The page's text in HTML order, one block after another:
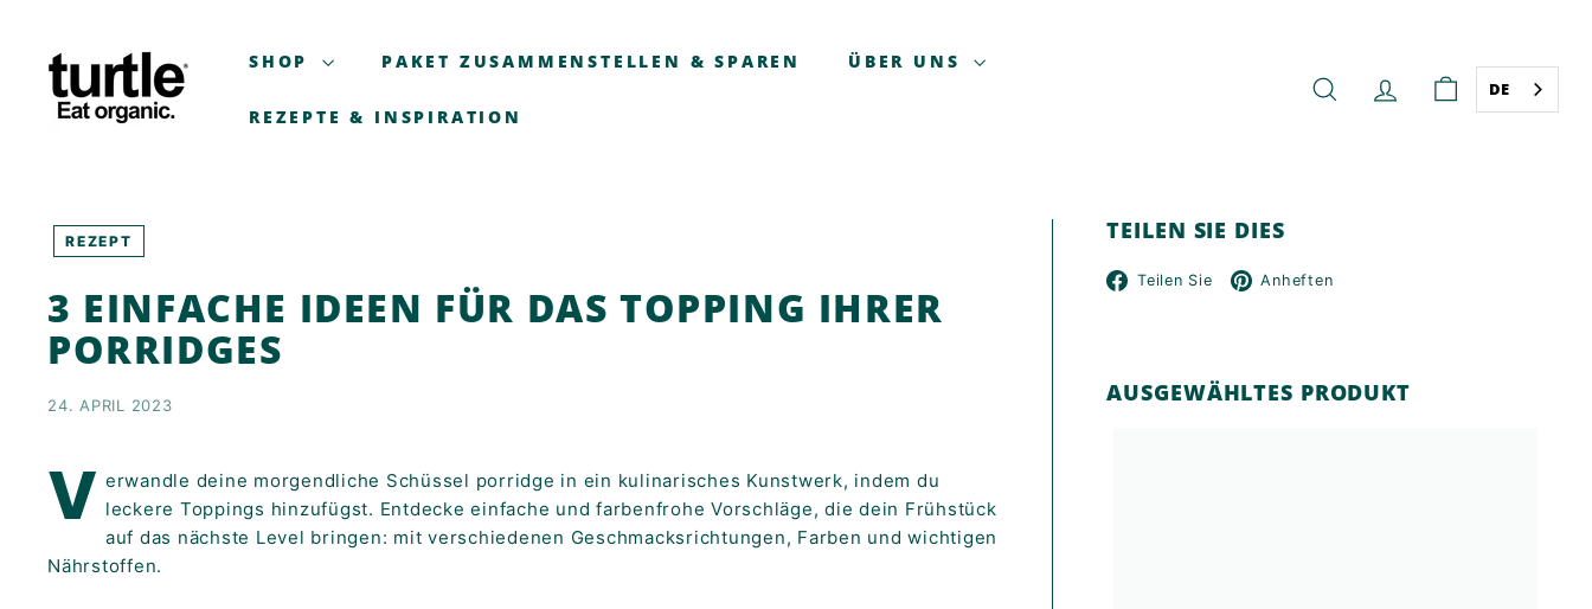
springen
U
R
T
-
B
T
T
E
R
R
E
A
K
F
SHOP PAKET ZUSAMMENSTELLEN & SPAREN ÜBER UNS
REZEPTE & INSPIRATION
SUCHE KONTOWARENKORB
DE
REZEPT
3 EINFACHE IDEEN FÜR DAS TOPPING IHRER
PORRIDGES
24. APRIL 2023
V erwandle deine morgendliche Schüssel porridge in ein kulinarisches Kunstwerk, indem du
leckere Toppings hinzufügst. Entdecke einfache und farbenfrohe Vorschläge, die dein Frühstück
auf das nächste Level bringen: mit verschiedenen Geschmacksrichtungen, Farben und wichtigen
Nährstoffen.
TEILEN SIE DIES
Teilen Sie Facebook
Anheften
AUSGEWÄHLTES PRODUKT